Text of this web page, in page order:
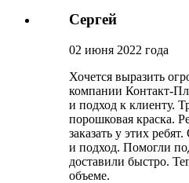
Сергей
02 июня 2022 года
Хочется выразить
компании Контакт-
и подход к клиенту.
порошковая краска.
заказать у этих
и подход. Помогли
доставили быстро.
объеме.